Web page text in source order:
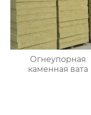
Огнеупорная
каменная вата